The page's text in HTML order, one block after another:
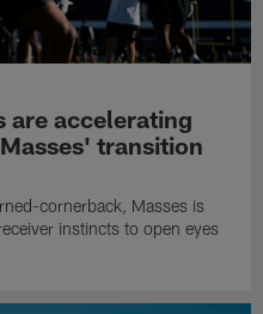
are accelerating
transition
cornerback, Masses is
instincts to open eyes